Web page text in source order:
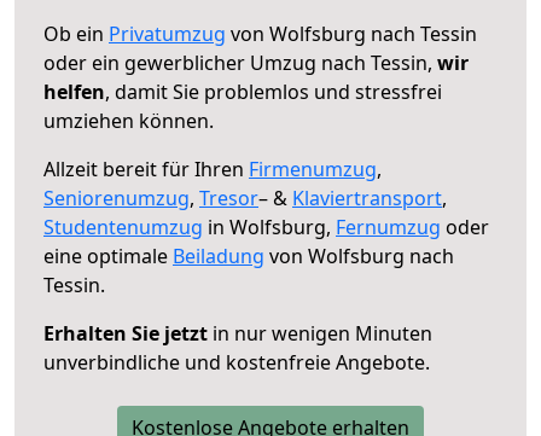
Ob ein Privatumzug von Wolfsburg nach Tessin
oder ein gewerblicher Umzug nach Tessin, wir
helfen, damit Sie problemlos und stressfrei
umziehen können.
Allzeit bereit für Ihren Firmenumzug,
Seniorenumzug, Tresor– & Klaviertransport,
Studentenumzug in Wolfsburg, Fernumzug oder
eine optimale Beiladung von Wolfsburg nach
Tessin.
Erhalten Sie jetzt in nur wenigen Minuten
unverbindliche und kostenfreie Angebote.
Kostenlose Angebote erhalten